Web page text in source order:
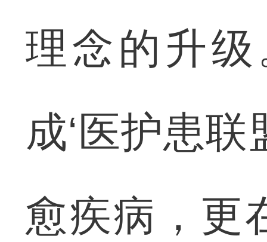
理念的升
成‘医护患
愈疾病，